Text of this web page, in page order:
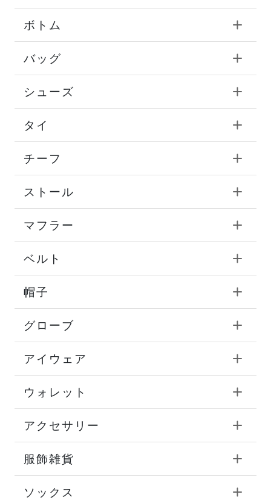
ボトム
バッグ
シューズ
タイ
チーフ
ストール
マフラー
ベルト
帽子
グローブ
アイウェア
ウォレット
アクセサリー
服飾雑貨
ソックス